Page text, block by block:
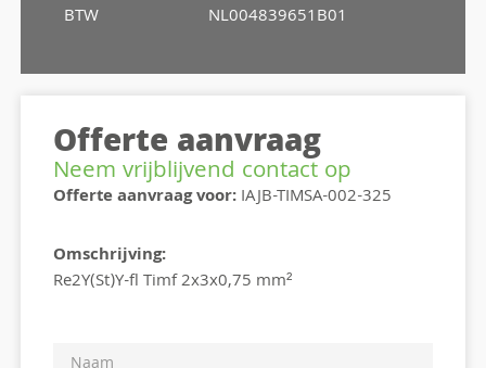
BTW
NL004839651B01
Offerte aanvraag
Neem vrijblijvend contact op
Offerte aanvraag voor:IAJB-TIMSA-002-325
Omschrijving:
Re2Y(St)Y-fl Timf 2x3x0,75 mm²